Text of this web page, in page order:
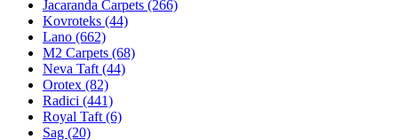
Jacaranda Carpets (266)
Kovroteks (44)
Lano (662)
M2 Carpets (68)
Neva Taft (44)
Orotex (82)
Radici (441)
Royal Taft (6)
Sag (20)